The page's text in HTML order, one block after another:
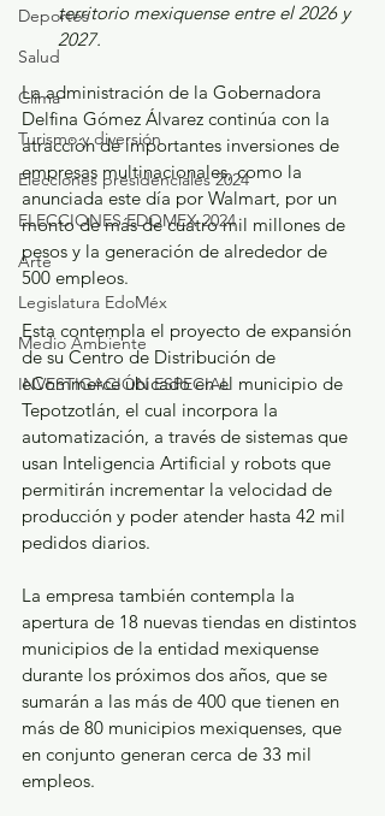
Deportes
Salud
Clima
Turismo y diversión
Elecciones presidenciales 2024
ELECCIONES EDOMEX 2024
Arte
Legislatura EdoMéx
Medio Ambiente
INVESTIGACIÓN ESPECIAL
territorio mexiquense entre el 2026 y
2027.
La administración de la Gobernadora
Delfina Gómez Álvarez continúa con la
atracción de importantes inversiones de
empresas multinacionales, como la
anunciada este día por Walmart, por un
monto de más de cuatro mil millones de
pesos y la generación de alrededor de
500 empleos.
Esta contempla el proyecto de expansión
de su Centro de Distribución de
eCommerce ubicado en el municipio de
Tepotzotlán, el cual incorpora la
automatización, a través de sistemas que
usan Inteligencia Artificial y robots que
permitirán incrementar la velocidad de
producción y poder atender hasta 42 mil
pedidos diarios.
La empresa también contempla la
apertura de 18 nuevas tiendas en distintos
municipios de la entidad mexiquense
durante los próximos dos años, que se
sumarán a las más de 400 que tienen en
más de 80 municipios mexiquenses, que
en conjunto generan cerca de 33 mil
empleos.